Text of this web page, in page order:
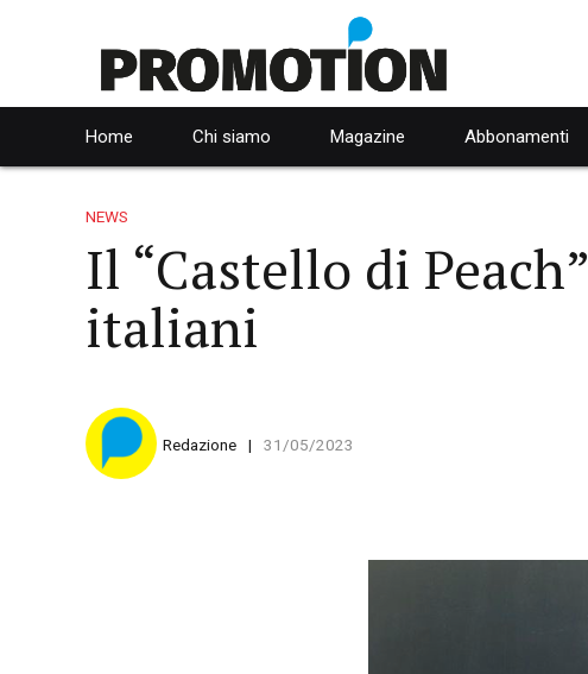
Home Chi siamo Magazine Abbonamenti
NEWS
Il “Castello di
italiani
Redazione 31/05/2023